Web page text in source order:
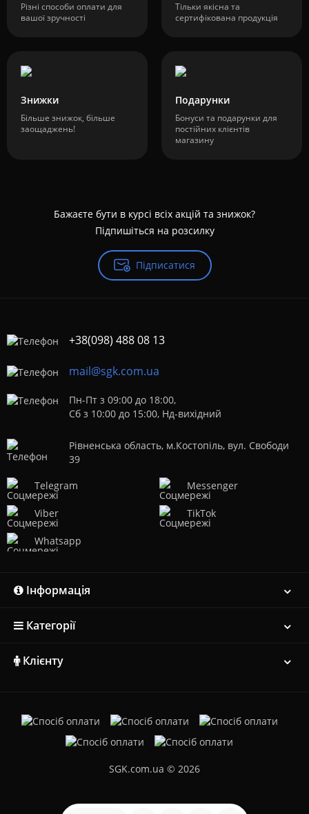
Різні способи оплати для
вашої зручності
Тільки якісна та
сертифікована продукція
Знижки
Більше знижок, більше
заощаджень!
Подарунки
Бонуси та подарунки для
постійних клієнтів
магазину
Бажаєте бути в курсі всіх акцій та знижок?
Підпишіться на розсилку
Підписатися
+38(098) 488 08 13
mail@sgk.com.ua
Пн-Пт з 09:00 до 18:00,
Сб з 10:00 до 15:00, Нд-вихідний
Рівненська область, м.Костопіль, вул. Свободи
39
Telegram
Viber
Whatsapp
Messenger
TikTok
Інформація
Категорії
Клієнту
SGK.com.ua © 2026